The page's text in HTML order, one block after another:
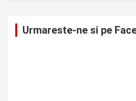
Urmareste-ne si pe